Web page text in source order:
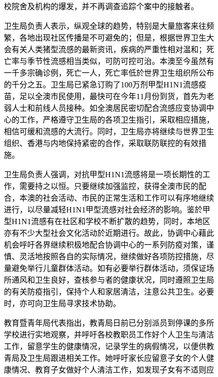
校院舍及机构的爆发，并不再调查追踪个案中的接触者。
卫生局负责人表示，纵观全球的趋势，特别是大量旅客来往频
繁，各地出现社区传播是不可避免的；但是，根据世界卫生大
会有关人类猪型流感的最新资讯，疾病的严重性相对温和；死
亡率与季节性流感相当类似，可防可控可治。本澳至今虽然有
一千多宗确诊例，死亡一人，死亡率低於世界卫生组织所公布
的千分之五。卫生局已紧急订购了100万剂甲型H1N1流感疫
苗，足以全澳市民使用，最快可在今年11月份到货，首先为老
弱人士和前线人员接种。如全澳居民密切配合流感应变协调中
心的工作，严格遵守卫生局的各项卫生指引，采取相应措施，
相信可缓和流感的大流行。同时，卫生局亦将继续与世界卫生
组织、香港与内地保持紧密的合作，采取联防联控的有效措
施。
卫生局负责人强调，对抗甲型H1N1流感将是一项长期性的工
作，需要持之以恒。只要继续加强监控，获得全澳市民的配
合，本澳的社会活动、市民的正常生活和工作可以有序地继续
进行，以尽量减轻H1N1甲型流感对社会经济的影响。鉴於甲
型H1N1流感有在社区和学校不断扩散的趋势，同时，本地区
亦有不少大型社会文化活动於近期进行。故此，协调中心藉此
机会呼吁各界继续积极地配合协调中心的一系列防疫对策，谨
慎、灵活地按照各自的实际情况，继续做好各项防控措施，尽
量避免举行儿童群体活动。如有必要举行群体活动，须保证场
所通风和卫生良好，查核参与者的健康状况，同时遵照卫生局
的有关防疫指引，保持个人和家居清洁，注意公共卫生。必要
时，亦可向卫生局寻求技术协助。
教育暨青年局代表指出，教青局日前已分别派员到停课的多所
学校进行实地观察，并呼吁各校教职员工作好个人卫生与清洁
工作，留意学生的健康情况，记录学生的病假情况，以便供教
青局及卫生局跟进相关工作。她呼吁家长应留意子女的个人健
康情况、教育子女做好个人清洁工作，如发现子女有不适则应